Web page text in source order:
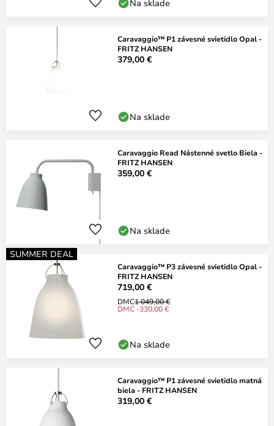
Na sklade
Caravaggio™ P1 závesné svietidlo Opal -
FRITZ HANSEN
379,00 €
Na sklade
Caravaggio Read Nástenné svetlo Biela -
FRITZ HANSEN
359,00 €
Na sklade
SUMMER DEAL
Caravaggio™ P3 závesné svietidlo Opal -
FRITZ HANSEN
719,00 €
DMC1 049,00 €
DMC -330,00 €
Na sklade
Caravaggio™ P1 závesné svietidlo matná
biela - FRITZ HANSEN
319,00 €